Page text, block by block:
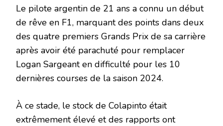
Le pilote argentin de 21 ans a connu un début
de rêve en F1, marquant des points dans deux
des quatre premiers Grands Prix de sa carrière
après avoir été parachuté pour remplacer
Logan Sargeant en difficulté pour les 10
dernières courses de la saison 2024.
À ce stade, le stock de Colapinto était
extrêmement élevé et des rapports ont